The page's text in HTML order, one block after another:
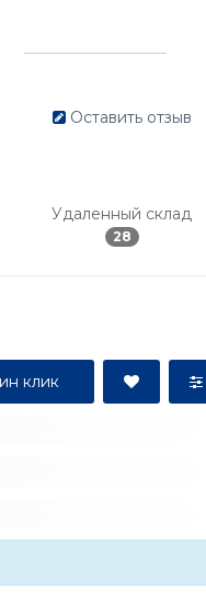
Оставить отзыв
Удаленный склад
28
клик